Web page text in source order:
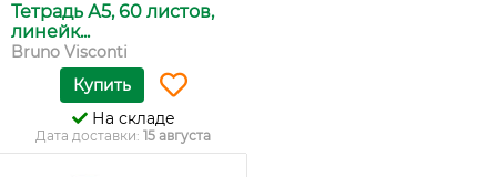
Тетрадь А5, 60 листов,
линейк...
Bruno Visconti
Купить
На складе
Дата доставки: 15 августа